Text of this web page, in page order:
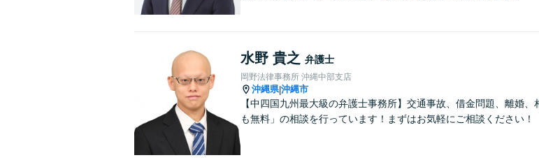
水野 貴之 弁護士
岡野法律事務所 沖縄中部支店
沖縄県|沖縄市
【中四国九州最大級の弁護士事務所】交通事故、借金問題、離婚
も無料」の相談を行っています！まずはお気軽にご相談ください！